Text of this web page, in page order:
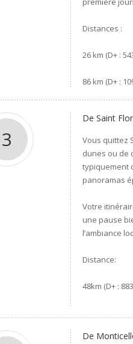
Distances :
26 km (D+ :
86 km (D+ :
3
De Saint
Vous quittez
dunes ou de
typiquement
panoramas
Votre
une pause
l’ambiance
Distance:
48km (D+ :
De